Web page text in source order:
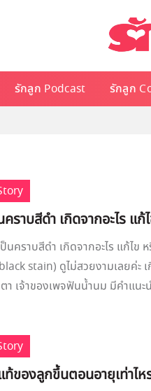
รักลูก Podcast รักลูก
ราบสีดำ เกิดจากอะไร แ
คราบสีดำ เกิดจากอะไร แก้ไข
stain) ดูไม่สวยงามเลยค่ะ
เจ้าของเพจฟันน้ำนม มีคำแนะน
ของลูกขึ้นตอนอายุเท่าไห